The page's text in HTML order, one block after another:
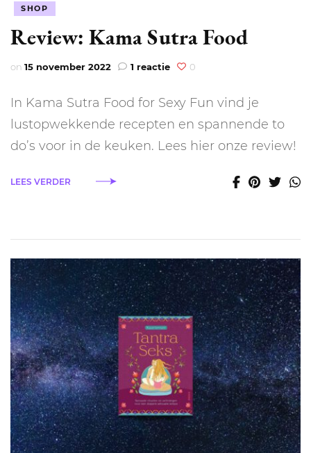
SHOP
Review: Kama Sutra Food
on 15 november 2022 1 reactieop
Sutra
Food
0
In Kama Sutra Food for Sexy Fun vind je
lustopwekkende recepten en spannende to
do’s voor in de keuken. Lees hier onze review!
LEES VERDER